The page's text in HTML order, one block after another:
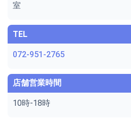
室
TEL
072-951-2765
店舗営業時間
10時-18時